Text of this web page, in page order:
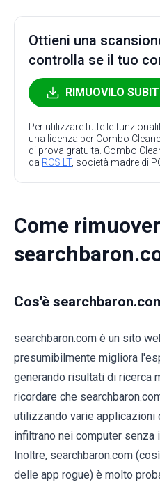
Ottieni una
controlla se il tuo
RIMUOVILO
Per utilizzare tutte le
una licenza per Combo
di prova gratuita. Combo
da RCS LT, società madre di
Come
Cos'è
searchbaron.com è un sito
presumibilmente migliora
generando risultati di ricerca
ricordare che
utilizzando varie applicazioni
infiltrano nei computer senza
Inoltre, searchbaron.com
delle app rogue) è molto